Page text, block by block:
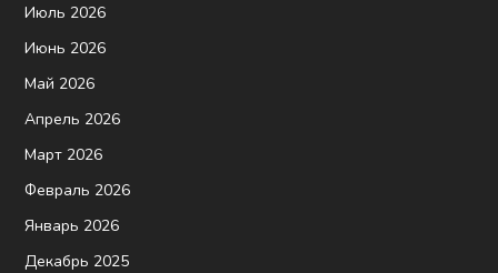
Июль 2026
Июнь 2026
Май 2026
Апрель 2026
Март 2026
Февраль 2026
Январь 2026
Декабрь 2025